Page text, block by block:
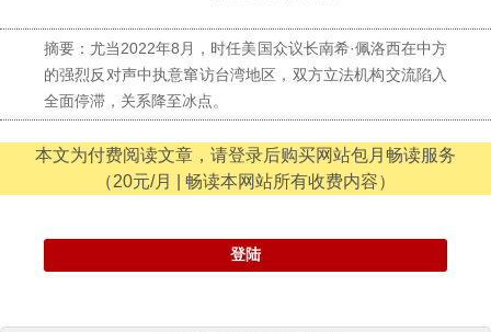
摘要：尤当2022年8月，时任美国众议长南希·佩洛西在中方
的强烈反对声中执意窜访台湾地区，双方立法机构交流陷入
全面停滞，关系降至冰点。
本文为付费阅读文章，请登录后购买网站包月畅读服务
（20元/月 | 畅读本网站所有收费内容）
登陆